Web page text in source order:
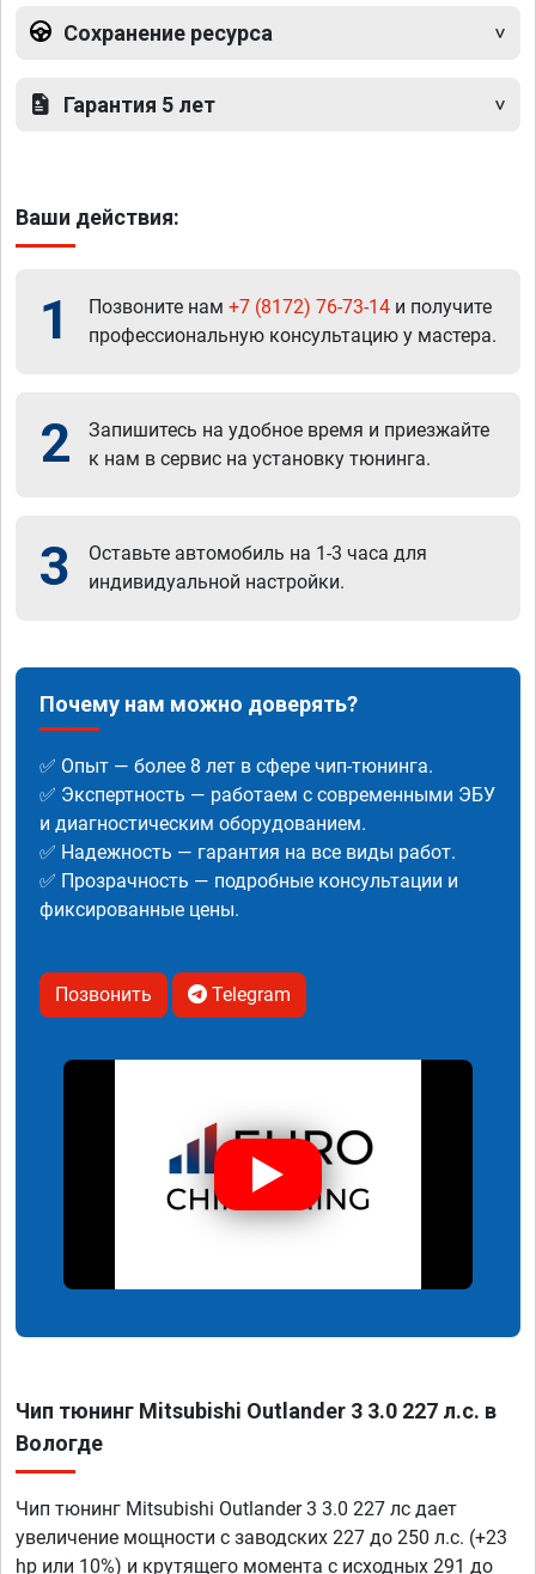
Сохранение ресурса
Гарантия 5 лет
Ваши действия:
1 Позвоните нам +7 (8172) 76-73-14 и получите
профессиональную консультацию у мастера.
2
Запишитесь на удобное время и приезжайте
к нам в сервис на установку тюнинга.
3
Оставьте автомобиль на 1-3 часа для
индивидуальной настройки.
Почему нам можно доверять?
✅ Опыт — более 8 лет в сфере чип-тюнинга.
✅ Экспертность — работаем с современными ЭБУ
и диагностическим оборудованием.
✅ Надежность — гарантия на все виды работ.
✅ Прозрачность — подробные консультации и
фиксированные цены.
Позвонить Telegram
Чип тюнинг Mitsubishi Outlander 3 3.0 227 л.с. в
Вологде
Чип тюнинг Mitsubishi Outlander 3 3.0 227 лс дает
увеличение мощности с заводских 227 до 250 л.с. (+23
hp или 10%) и крутящего момента с исходных 291 до